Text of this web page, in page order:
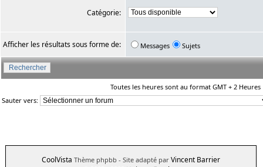
Catégorie:
Afficher les résultats sous forme de: Messages Sujets
Toutes les heures sont au format GMT + 2 Heures
Sauter vers:
CoolVista Thème phpbb - Site adapté par Vincent Barrier